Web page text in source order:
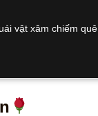
vật xâm chiếm